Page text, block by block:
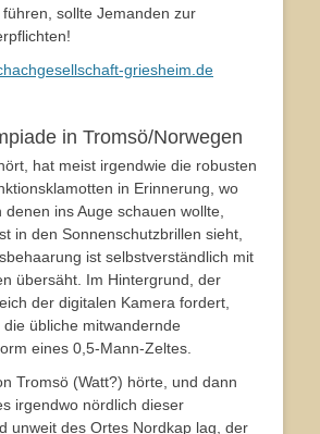
sollte Jemanden zur
griesheim.de
in Tromsö/Norwegen
hat meist irgendwie die robusten
in Erinnerung, wo
ins Auge schauen wollte,
in den Sonnenschutzbrillen sieht,
ist selbstverständlich mit
übersäht. Im Hintergrund, der
der digitalen Kamera fordert,
übliche mitwandernde
eines 0,5-Mann-Zeltes.
Tromsö (Watt?) hörte, und dann
irgendwo nördlich dieser
unweit des Ortes Nordkap lag, der